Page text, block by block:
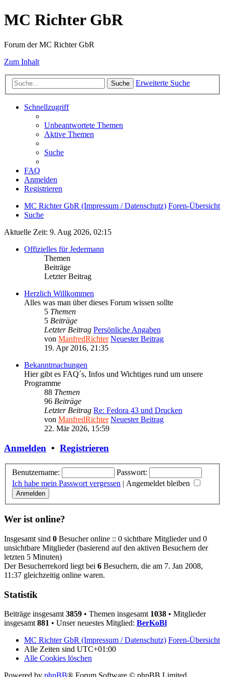
MC Richter GbR
Forum der MC Richter GbR
Zum Inhalt
Suche Erweiterte Suche
Schnellzugriff
Unbeantwortete Themen
Aktive Themen
Suche
FAQ
Anmelden
Registrieren
MC Richter GbR (Impressum / Datenschutz) Foren-Übersicht
Suche
Aktuelle Zeit: 9. Aug 2026, 02:15
Offizielles für Jedermann
Themen
Beiträge
Letzter Beitrag
Herzlich Willkommen
Alles was man über dieses Forum wissen sollte
5 Themen
5 Beiträge
Letzter Beitrag Persönliche Angaben
von ManfredRichter Neuester Beitrag
19. Apr 2016, 21:35
Bekanntmachungen
Hier gibt es FAQ´s, Infos und Wichtiges rund um unsere
Programme
88 Themen
96 Beiträge
Letzter Beitrag Re: Fedora 43 und Drucken
von ManfredRichter Neuester Beitrag
22. Mär 2026, 15:59
Anmelden • Registrieren
Benutzername:
Passwort:
Ich habe mein Passwort vergessen | Angemeldet bleiben
Wer ist online?
Insgesamt sind 0 Besucher online :: 0 sichtbare Mitglieder und 0
unsichtbare Mitglieder (basierend auf den aktiven Besuchern der
letzten 5 Minuten)
Der Besucherrekord liegt bei 6 Besuchern, die am 7. Jan 2008,
11:37 gleichzeitig online waren.
Statistik
Beiträge insgesamt 3859 • Themen insgesamt 1038 • Mitglieder
insgesamt 881 • Unser neuestes Mitglied: BerKoBl
MC Richter GbR (Impressum / Datenschutz) Foren-Übersicht
Alle Zeiten sind UTC+01:00
Alle Cookies löschen